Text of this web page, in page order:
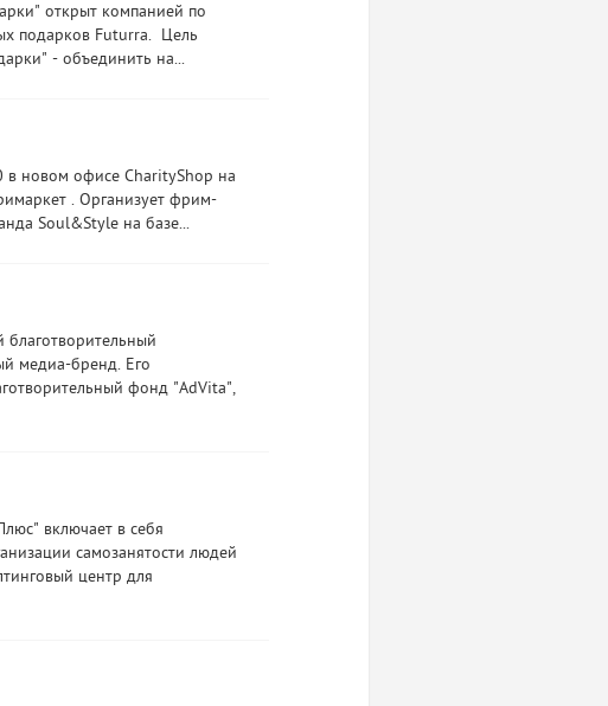
открыт компанией по
подарков Futurra. Цель
- объединить на...
в новом офисе CharityShop на
. Организует фрим-
Soul&Style на базе...
медиа-бренд. Его
фонд "AdVita",
включает в себя
самозанятости людей
центр для